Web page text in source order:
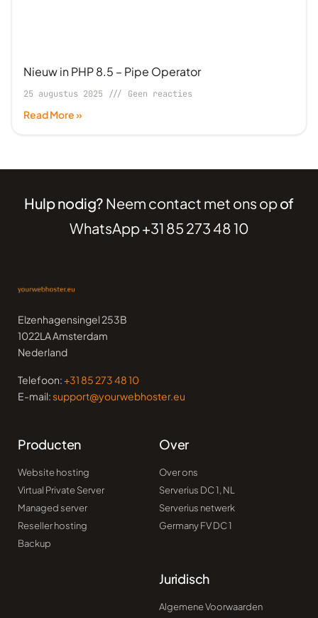
Nieuw in PHP 8.5 – Pipe Operator
25 augustus 2025 Geen reacties
Read More »
Hulp nodig? Neem contact met ons opof
WhatsApp +31 85 273 48 10
Elzenhagensingel 253B
1022LA Amsterdam
Nederland
Telefoon:+31 85 273 48 10
E-mail:support@yourwebhoster.eu
Producten
Website hosting
Virtual Private Server
Managed server
Reseller hosting
Backup
Over
Over ons
Serverius DC 1, NL
Serverius netwerk
Germany FV DC 1​
Juridisch
Algemene Voorwaarden